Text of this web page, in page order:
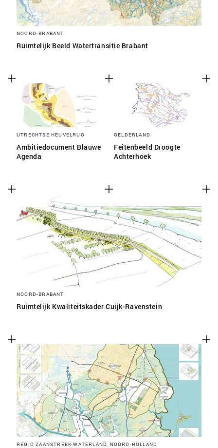
NOORD-BRABANT
Ruimtelijk Beeld Watertransitie Brabant
UTRECHTSE HEUVELRUG
Ambitiedocument Blauwe
Agenda
GELDERLAND
Feitenbeeld Droogte
Achterhoek
NOORD-BRABANT
Ruimtelijk Kwaliteitskader Cuijk-Ravenstein
REGIO ZAANSTREEK-WATERLAND, NOORD-HOLLAND